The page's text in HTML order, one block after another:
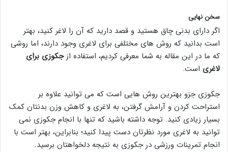
سخن نهایی
اگر دارای بدنی چاق هستید و قصد دارید که آن را لاغر کنید، بهتر
است بدانید که روش های مختلفی برای لاغری وجود دارند، اما روشی
که ما در این مقاله به شما معرفی کردیم، استفاده ازجکوزی برای
لاغری است.
جکوزی جزو بهترین روش هایی است که می توانید علاوه بر
استراحت کردن و آرامش گرفتن، به لاغری و کاهش وزن بدنتان کمک
بسیار زیادی کنید. توجه داشته باشید که تنها با انجام جکوزی نمی
توانید به لاغری مورد نظرتان دست پیدا کنید؛ بنابراین، بهتر است با
انجام تمرینات ورزشی در جکوزی به نتیجه دلخواهتان برسید.